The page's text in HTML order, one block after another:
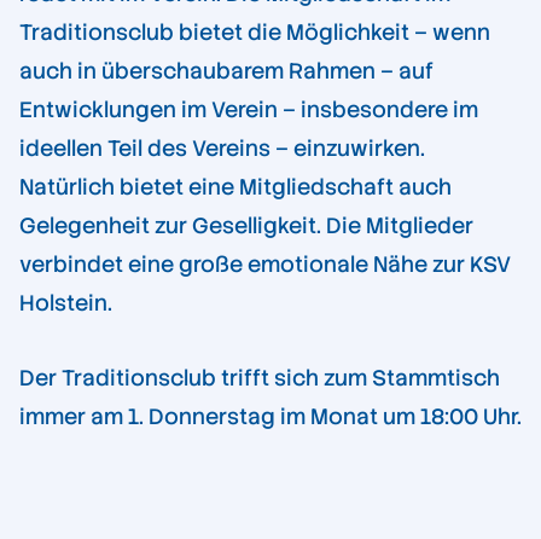
Traditionsclub bietet die Möglichkeit – wenn
auch in überschaubarem Rahmen – auf
Entwicklungen im Verein – insbesondere im
ideellen Teil des Vereins – einzuwirken.
Natürlich bietet eine Mitgliedschaft auch
Gelegenheit zur Geselligkeit. Die Mitglieder
verbindet eine große emotionale Nähe zur KSV
Holstein.
Der Traditionsclub trifft sich zum Stammtisch
immer am 1. Donnerstag im Monat um 18:00 Uhr.